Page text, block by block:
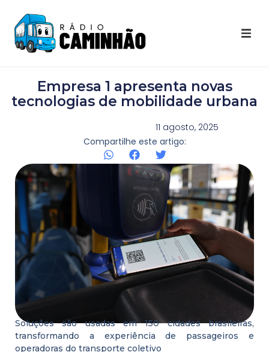
Destaques Youtube
Galeria de Fotos
Agenda
Contato
Empresa 1 apresenta novas
tecnologias de mobilidade urbana
11 agosto, 2025
Compartilhe este artigo:
Soluções são usadas em 150 cidades brasileiras,
transformando a experiência de passageiros e
operadoras do transporte coletivo